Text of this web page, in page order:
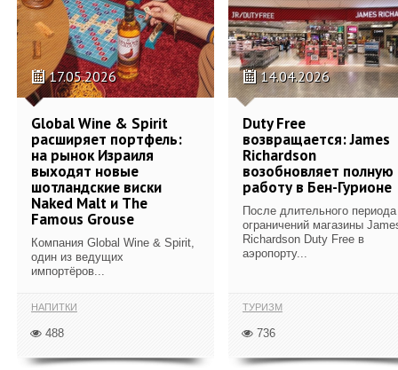
17.05.2026
Global Wine & Spirit
расширяет портфель:
на рынок Израиля
выходят новые
шотландские виски
Naked Malt и The
Famous Grouse
Компания Global Wine & Spirit,
один из ведущих
импортёров...
НАПИТКИ
488
14.04.2026
Duty Free
возвращается: James
Richardson
возобновляет полную
работу в Бен-Гурионе
После длительного периода
ограничений магазины
Richardson Duty Free в
аэропорту...
ТУРИЗМ
736